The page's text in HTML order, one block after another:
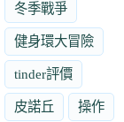
冬季戰爭
健身環大冒險
tinder評價
皮諾丘 操作